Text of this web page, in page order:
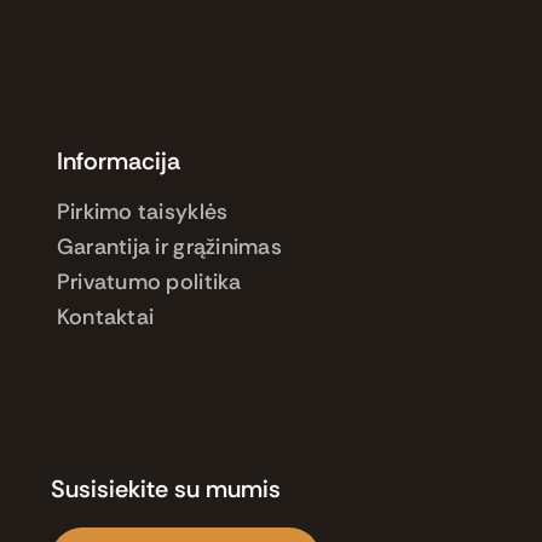
Informacija
Pirkimo taisyklės
Garantija ir grąžinimas
Privatumo politika
Kontaktai
Susisiekite su mumis